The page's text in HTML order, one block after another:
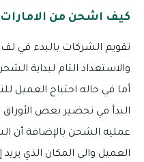
كيف اشحن من
تقويم الشركات بالبدء في
والاستعداد التام لبداية
أما في حاله احتياج العميل
البدأ في تحضير بعض
عمليه الشحن بالإضافة أن
العميل والى المكان الذي